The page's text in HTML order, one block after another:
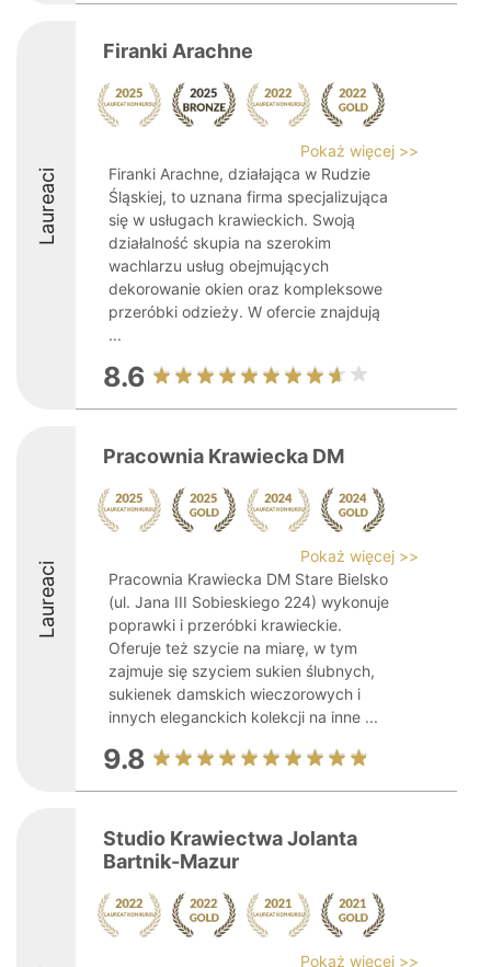
Laureaci
Firanki Arachne
Pokaż więcej >>
Firanki Arachne, działająca w Rudzie
Śląskiej, to uznana firma specjalizująca
się w usługach krawieckich. Swoją
działalność skupia na szerokim
wachlarzu usług obejmujących
dekorowanie okien oraz kompleksowe
przeróbki odzieży. W ofercie znajdują
...
8.6
Laureaci
Pracownia Krawiecka DM
Pokaż więcej >>
Pracownia Krawiecka DM Stare Bielsko
(ul. Jana III Sobieskiego 224) wykonuje
poprawki i przeróbki krawieckie.
Oferuje też szycie na miarę, w tym
zajmuje się szyciem sukien ślubnych,
sukienek damskich wieczorowych i
innych eleganckich kolekcji na inne ...
9.8
Studio Krawiectwa Jolanta
Bartnik-Mazur
Pokaż więcej >>